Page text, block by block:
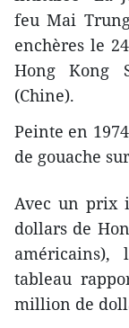
feu Mai
enchères le
Hong Kong
(Chine).
Peinte en
de gouache
Avec un prix
dollars de
tableau
million de